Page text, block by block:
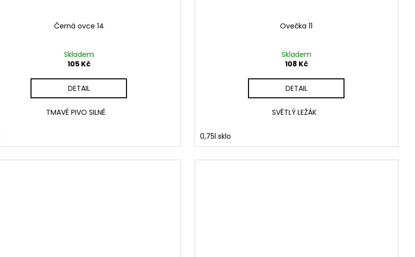
Černá ovce 14
Skladem
105 Kč
DETAIL
TMAVÉ PIVO SILNÉ
Ovečka 11
Skladem
108 Kč
DETAIL
SVĚTLÝ LEŽÁK
0,75l sklo